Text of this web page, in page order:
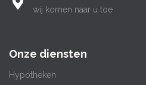
wij komen naar u toe
Onze diensten
Hypotheken